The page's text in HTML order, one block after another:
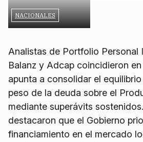
NACIONALES
Analistas de Portfolio Personal
Balanz y Adcap coincidieron
apunta a consolidar el
peso de la deuda sobre el
mediante superávits
destacaron que el Gobierno
financiamiento en el mercado